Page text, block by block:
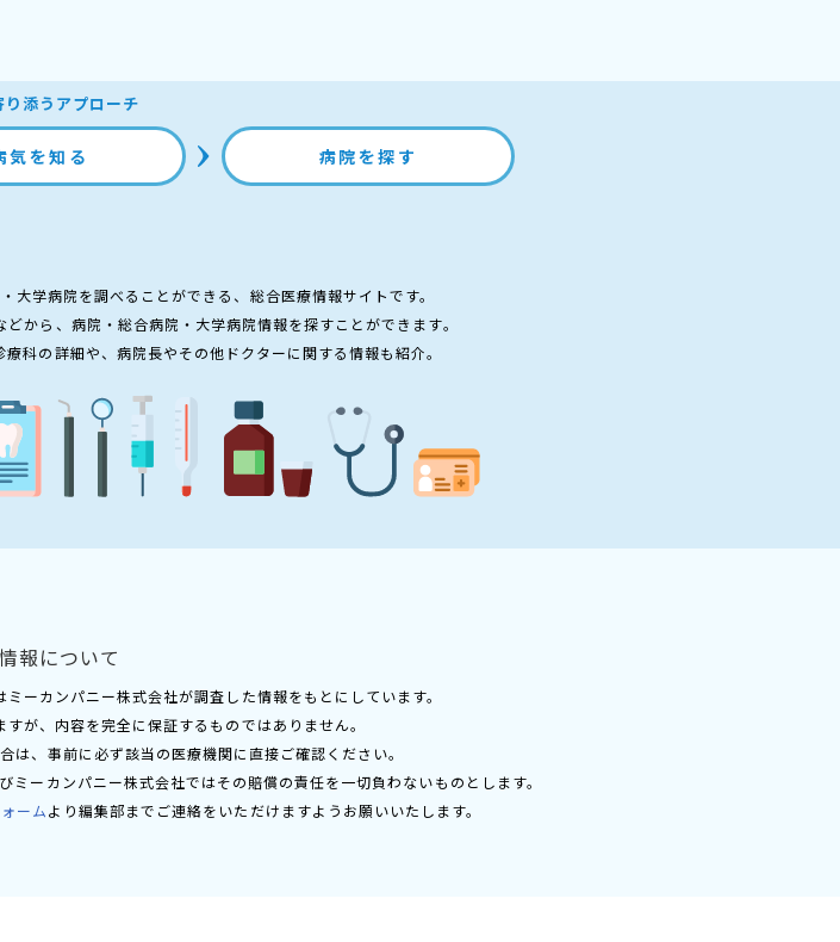
り添うアプローチ
気を知る 病院を探す
学病院を調べることができる、総合医療情報サイトです。
から、病院・総合病院・大学病院情報を探すことができます。
科の詳細や、病院長やその他ドクターに関する情報も紹介。
報について
ーカンパニー株式会社が調査した情報をもとにしています。
が、内容を完全に保証するものではありません。
は、事前に必ず該当の医療機関に直接ご確認ください。
ーカンパニー株式会社ではその賠償の責任を一切負わないものとします。
ームより編集部までご連絡をいただけますようお願いいたします。